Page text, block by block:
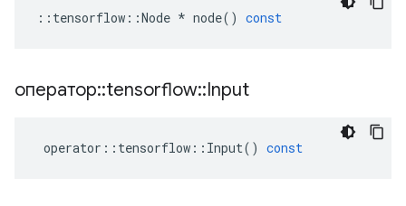
:: tensorflow ::Node * node() const
оператор::tensorflow::Input
operator :: tensorflow :: Input() const